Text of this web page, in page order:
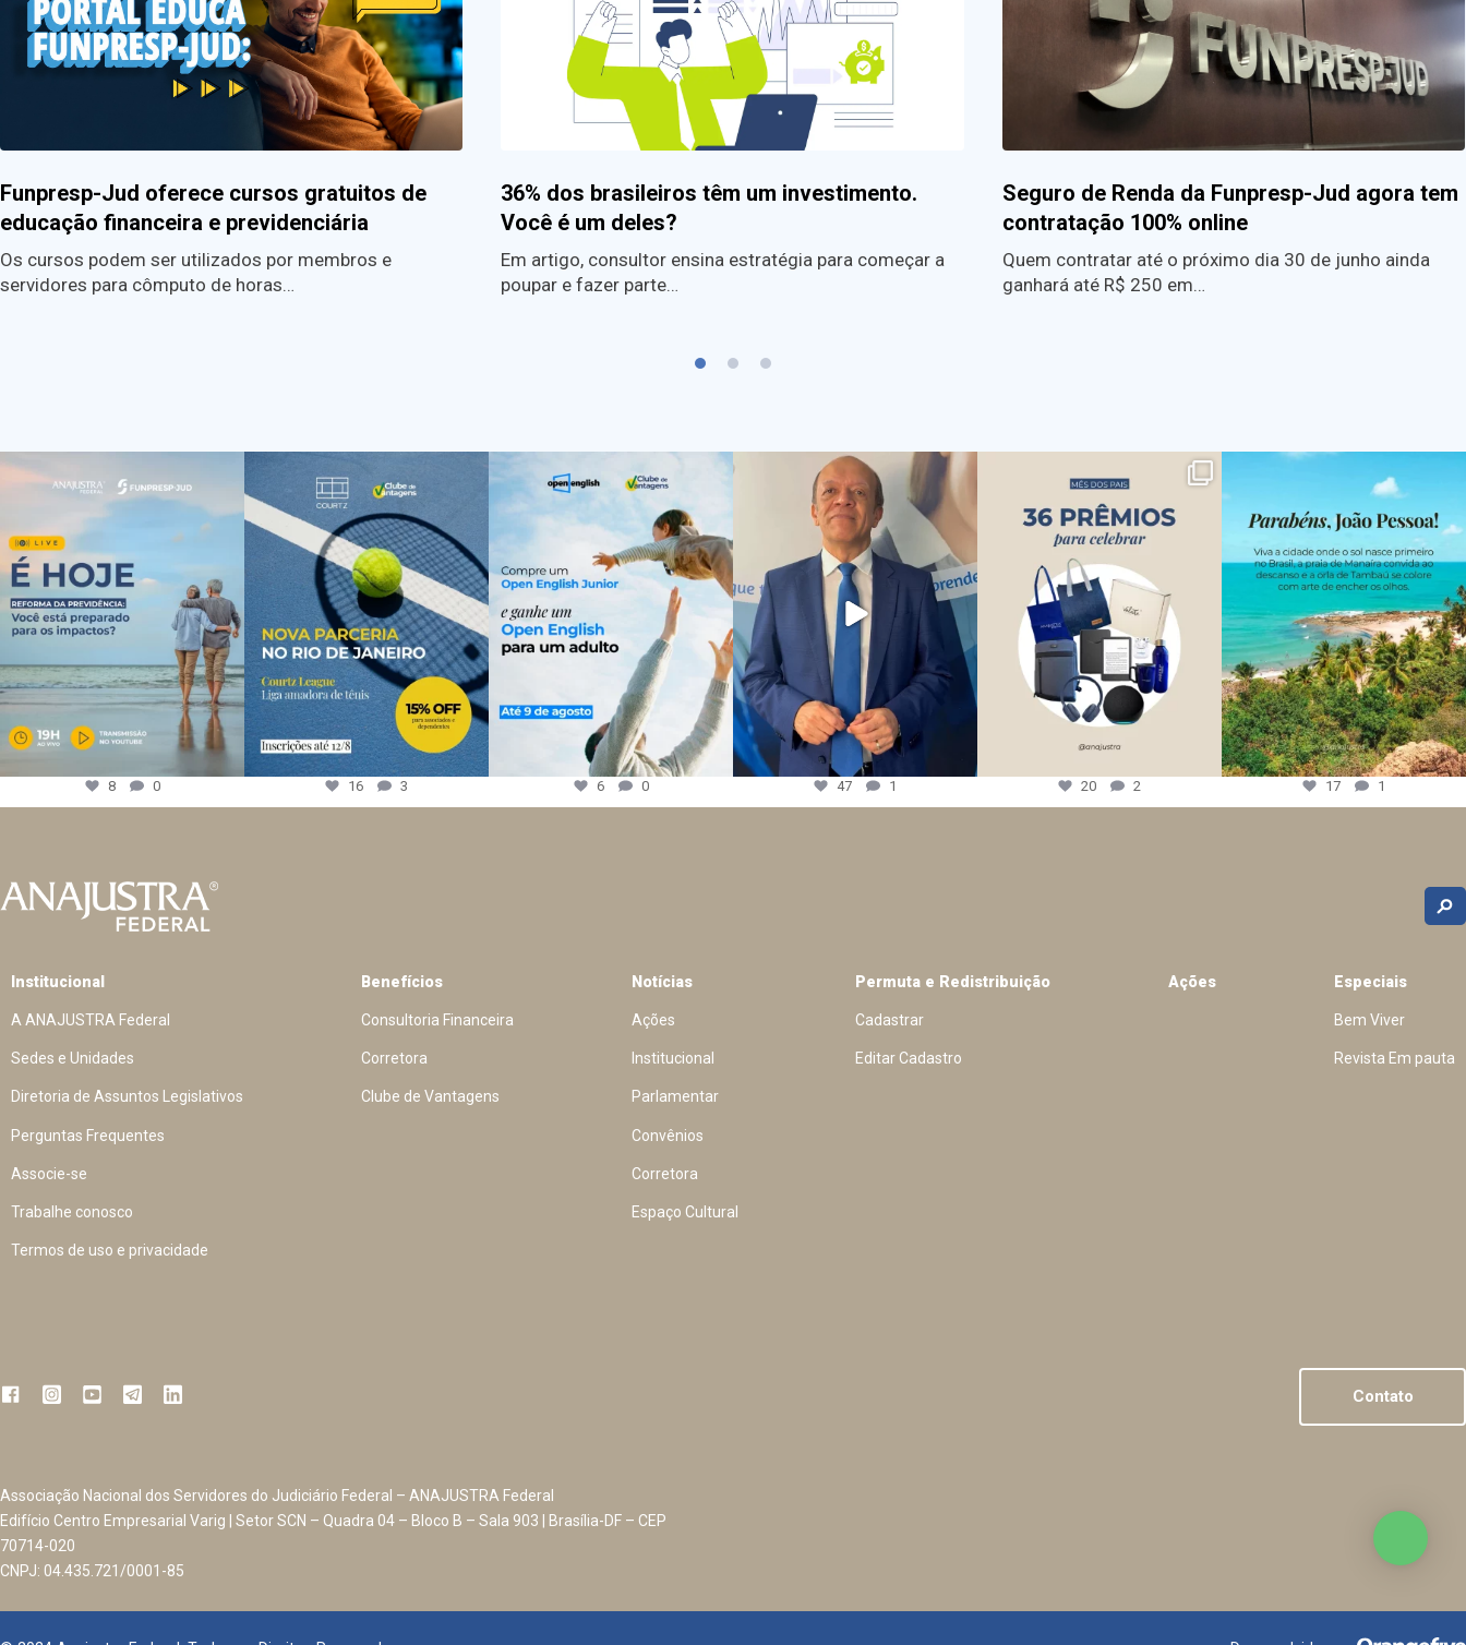
Funpresp-Jud oferece cursos gratuitos de
educação financeira e previdenciária
Os cursos podem ser utilizados por membros e
servidores para cômputo de horas…
36% dos brasileiros têm um investimento.
Você é um deles?
Em artigo, consultor ensina estratégia para começar a
poupar e fazer parte…
Seguro de Renda da Funpresp-Jud agora tem
contratação 100% online
Quem contratar até o próximo dia 30 de junho ainda
ganhará até R$ 250 em…
8 0 16 3 6 0 47 1 20 2 17 1
Institucional
A ANAJUSTRA Federal
Sedes e Unidades
Diretoria de Assuntos Legislativos
Perguntas Frequentes
Associe-se
Trabalhe conosco
Termos de uso e privacidade
Benefícios
Consultoria Financeira
Corretora
Clube de Vantagens
Notícias
Ações
Institucional
Parlamentar
Convênios
Corretora
Espaço Cultural
Permuta e Redistribuição
Cadastrar
Editar Cadastro
Ações Especiais
Bem Viver
Revista Em pauta
Contato
Associação Nacional dos Servidores do Judiciário Federal – ANAJUSTRA Federal
Edifício Centro Empresarial Varig | Setor SCN – Quadra 04 – Bloco B – Sala 903 | Brasília-DF – CEP
70714-020
CNPJ: 04.435.721/0001-85